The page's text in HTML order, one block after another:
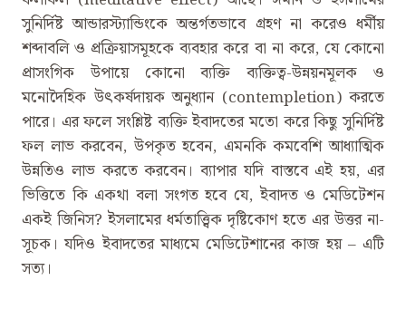
সুনির্দিষ্ট আন্ডারস্ট্যান্ডিংকে অন্তর্গতভাবে গ্রহণ না করেও ধর্মীয়
শব্দাবলি ও প্রক্রিয়াসমূহকে ব্যবহার করে বা না করে, যে কোনো
প্রাসংগিক উপায়ে কোনো ব্যক্তি ব্যক্তিত্ব-উন্নয়নমূলক ও
মনোদৈহিক উৎকর্ষদায়ক অনুধ্যান (contempletion) করতে
পারে। এর ফলে সংশ্লিষ্ট ব্যক্তি ইবাদতের মতো করে কিছু সুনির্দিষ্ট
ফল লাভ করবেন, উপকৃত হবেন, এমনকি কমবেশি আধ্যাত্মিক
উন্নতিও লাভ করতে করবেন। ব্যাপার যদি বাস্তবে এই হয়, এর
ভিত্তিতে কি একথা বলা সংগত হবে যে, ইবাদত ও মেডিটেশন
একই জিনিস? ইসলামের ধর্মতাত্ত্বিক দৃষ্টিকোণ হতে এর উত্তর না-
সূচক। যদিও ইবাদতের মাধ্যমে মেডিটেশানের কাজ হয় – এটি
সত্য।